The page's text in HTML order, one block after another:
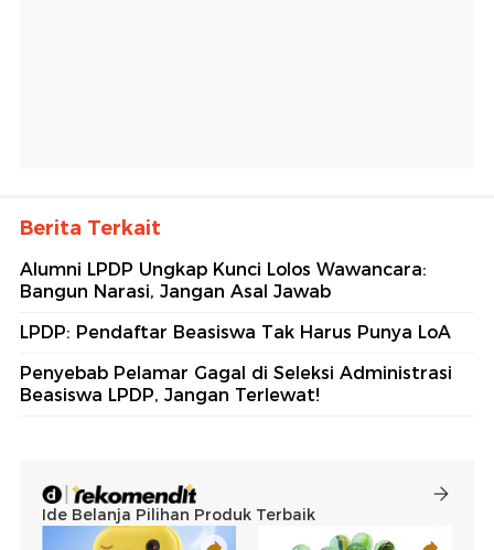
Berita Terkait
Alumni LPDP Ungkap Kunci Lolos Wawancara:
Bangun Narasi, Jangan Asal Jawab
LPDP: Pendaftar Beasiswa Tak Harus Punya LoA
Penyebab Pelamar Gagal di Seleksi Administrasi
Beasiswa LPDP, Jangan Terlewat!